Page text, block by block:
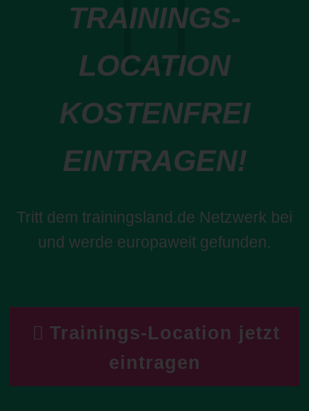
TRAININGS-
LOCATION
KOSTENFREI
EINTRAGEN!
Tritt dem trainingsland.de Netzwerk bei
und werde europaweit gefunden.
Trainings-Location jetzt
eintragen